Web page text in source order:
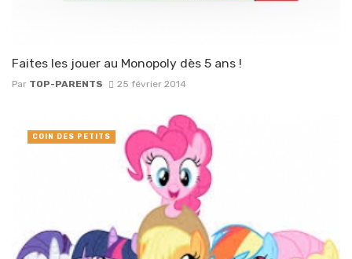
Faites les jouer au Monopoly dès 5 ans !
Par TOP-PARENTS 25 février 2014
COIN DES PETITS